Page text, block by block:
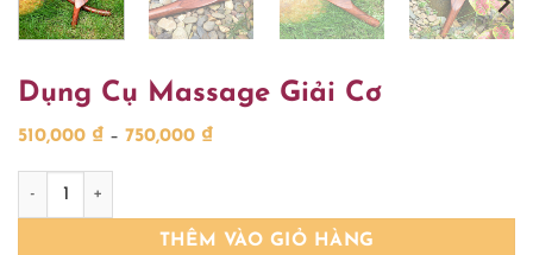
Dụng Cụ Massage Giải Cơ
510,000 ₫ – 750,000 ₫Khoảng
750,000 ₫
Dụng Cụ Massage Giải Cơ số lượng
THÊM VÀO GIỎ HÀNG